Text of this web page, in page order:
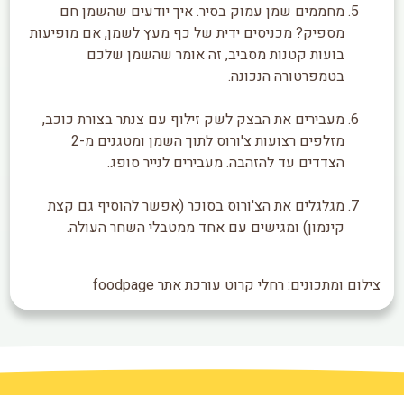
מחממים שמן עמוק בסיר. איך יודעים שהשמן חם
מספיק? מכניסים ידית של כף מעץ לשמן, אם מופיעות
בועות קטנות מסביב, זה אומר שהשמן שלכם
בטמפרטורה הנכונה.
מעבירים את הבצק לשק זילוף עם צנתר בצורת כוכב,
מזלפים רצועות צ'ורוס לתוך השמן ומטגנים מ-2
הצדדים עד להזהבה. מעבירים לנייר סופג.
מגלגלים את הצ'ורוס בסוכר (אפשר להוסיף גם קצת
קינמון) ומגישים עם אחד ממטבלי השחר העולה.
צילום ומתכונים: רחלי קרוט עורכת אתר foodpage